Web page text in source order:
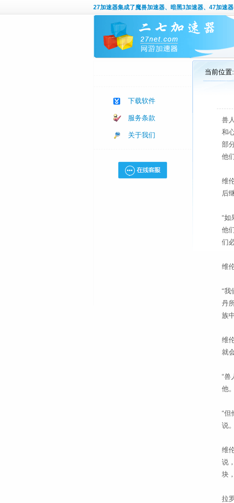
27加速器集成了魔兽加速器、暗黑3加速器、47加速
下载软件
服务条款
关于我们
当前位置:
兽
和
部
他
维
后
“如
他
们
维
“我
丹
族
维
就
“兽
他
“但
说
维
说
块
拉